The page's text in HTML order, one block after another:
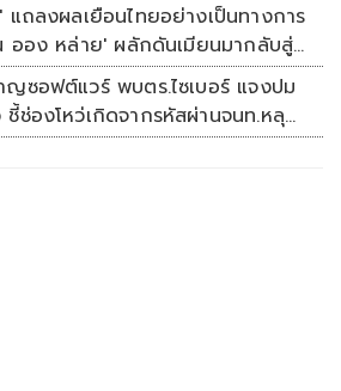
ถลงผลเยือนไทยอย่างเป็นทางการ
ออง หล่าย' ผลักดันเมียนมากลับสู่
ญซอฟต์แวร์ พบตร.ไซเบอร์ แจงปม
ชี้ช่องโหว่เกิดจากรหัสผ่านจนท.หลุด
ฮกระบบ